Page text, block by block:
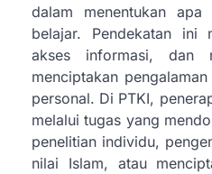
dalam menentukan
belajar. Pendekatan ini
akses informasi, dan
menciptakan
personal. Di PTKI,
melalui tugas yang
penelitian individu,
nilai Islam, atau